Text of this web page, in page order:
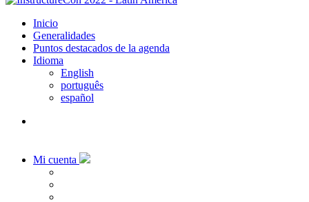
Inicio
Generalidades
Puntos destacados de la agenda
Idioma
English
português
español
Mi cuenta